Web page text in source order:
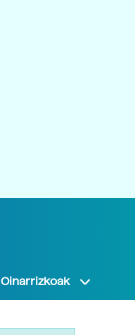
Oinarrizkoak